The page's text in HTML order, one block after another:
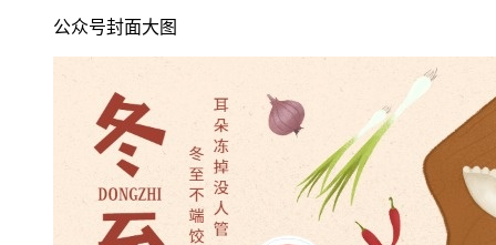
公众号封面大图